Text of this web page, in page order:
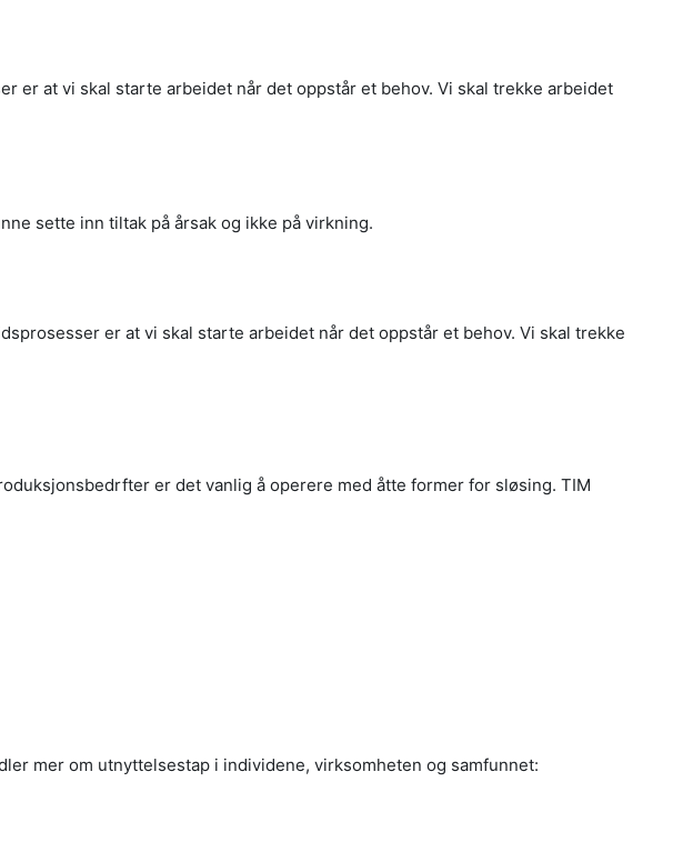
er at vi skal starte arbeidet når det oppstår et behov. Vi skal trekke arbeidet
sette inn tiltak på årsak og ikke på virkning.
er at vi skal starte arbeidet når det oppstår et behov. Vi skal trekke
er det vanlig å operere med åtte former for sløsing. TIM
mer om utnyttelsestap i individene, virksomheten og samfunnet: